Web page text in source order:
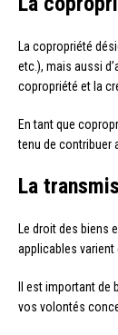
La copropriété
etc.), mais aussi
copropriété et la
En tant que
tenu de contribuer
La
Le droit des biens
applicables varient
Il est important
vos volontés